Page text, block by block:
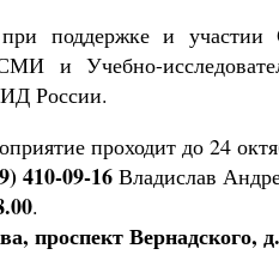
поддержке и участии
и Учебно-
России.
проходит до 24
410-09-16 Владислав
.
проспект Вернадского,